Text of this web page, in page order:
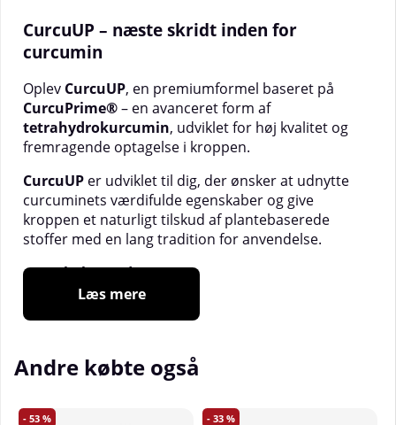
CurcuUP – næste skridt inden for
curcumin
Oplev CurcuUP, en premiumformel baseret på
CurcuPrime®– en avanceret form af
tetrahydrokurcumin, udviklet for høj kvalitet og
fremragende optagelse i kroppen.
CurcuUP er udviklet til dig, der ønsker at udnytte
curcuminets værdifulde egenskaber og give
kroppen et naturligt tilskud af plantebaserede
stoffer med en lang tradition for anvendelse.
Egenskaber ved CurcuUP:
(CurcuPrime®), en videreudviklet form af
Passer til dig, der ønsker at
Læs mere
Andre købte også
53
33